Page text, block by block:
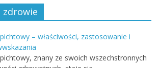
zdrowie
– właściwości, zastosowanie i
znany ze swoich wszechstronnych